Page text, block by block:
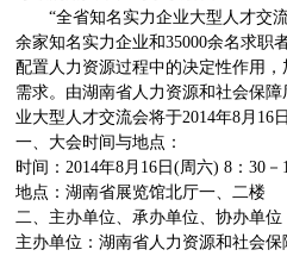
“全省知名实力企业大型人才交流
余家知名实力企业和35000余名求职
配置人力资源过程中的决定性作用
需求。由湖南省人力资源和社会保
业大型人才交流会将于2014年8月
一、大会时间与地点：
时间：2014年8月16日(周六) 8：30
地点：湖南省展览馆北厅一、二楼
二、主办单位、承办单位、协办单位
主办单位：湖南省人力资源和社会保